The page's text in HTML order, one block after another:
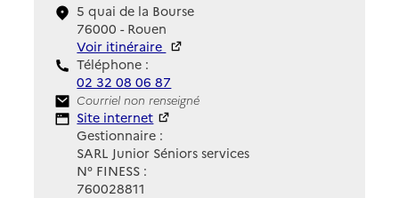
5 quai de la Bourse
76000 - Rouen
Voir itinéraire
Téléphone :
02 32 08 06 87
Contact
Courriel non renseigné
Site Internet
Site internet
Gestionnaire :
SARL Junior Séniors services
N° FINESS :
760028811